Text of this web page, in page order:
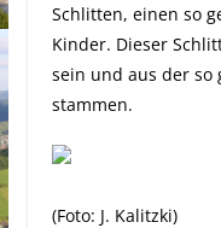
Schlitten, einen so
Kinder. Dieser
sein und aus der so
stammen.
(Foto: J. Kalitzki)